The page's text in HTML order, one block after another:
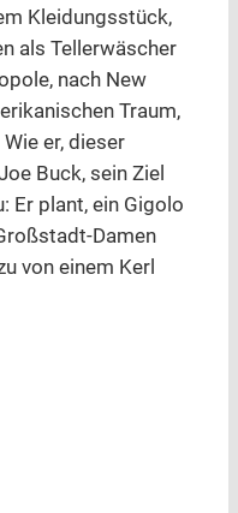
Kleidungsstück,
als Tellerwäscher
nach New
Traum,
er, dieser
Buck, sein Ziel
Er plant, ein Gigolo
Damen
von einem Kerl